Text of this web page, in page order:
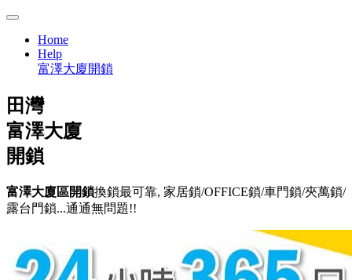
Home
Help
富澤大廈開鎖
田灣
富澤大廈
開鎖
富澤大廈區開鎖換鎖最可靠, 家居鎖/OFFICE鎖/車門鎖/夾萬鎖/
露台門鎖...通通無問題!!